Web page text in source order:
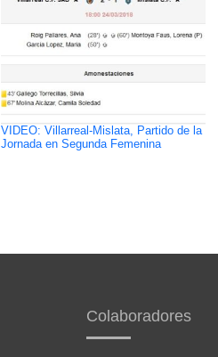
VIDEO: Villarreal-Mislata, Partido de la
Jornada en Segunda Femenina
Colaboradores